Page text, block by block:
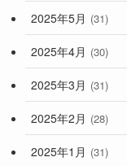
2025年5月 (31)
2025年4月 (30)
2025年3月 (31)
2025年2月 (28)
2025年1月 (31)